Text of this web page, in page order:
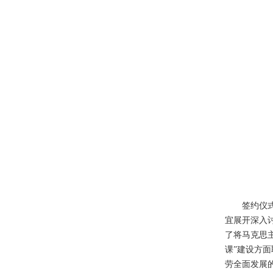
签约仪
宜展开深入
了将马克思
课”建设方
劳全面发展